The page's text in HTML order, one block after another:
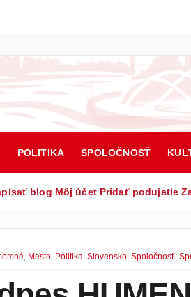
POLITIKA SPOLOČNOSŤ
blog Môj účet Pridať podujatie
, Mesto, Politika, Slovensko, Spoločnosť,